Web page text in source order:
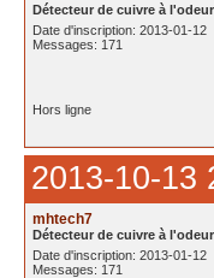
Détecteur de cuivre à l'odeur
Date d'inscription: 2013-01-12
Messages: 171
Hors ligne
2013-10-13
mhtech7
Détecteur de cuivre à l'odeur
Date d'inscription: 2013-01-12
Messages: 171